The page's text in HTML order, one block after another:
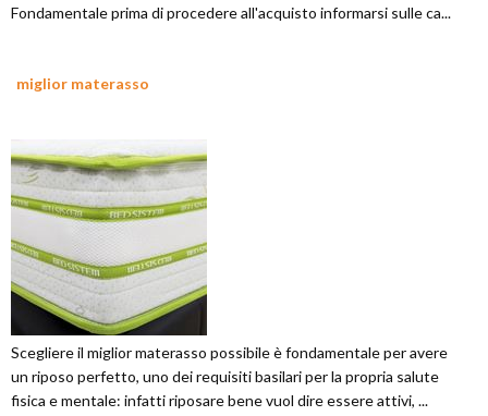
Fondamentale prima di procedere all'acquisto informarsi sulle ca...
miglior materasso
Scegliere il miglior materasso possibile è fondamentale per avere
un riposo perfetto, uno dei requisiti basilari per la propria salute
fisica e mentale: infatti riposare bene vuol dire essere attivi, ...